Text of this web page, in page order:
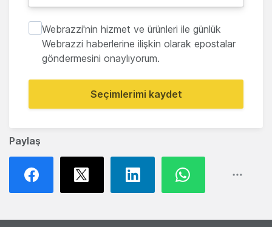
Paylaş
Webrazzi'nin hizmet ve ürünleri ile günlük
Webrazzi haberlerine ilişkin olarak epostalar
göndermesini onaylıyorum.
Seçimlerimi kaydet